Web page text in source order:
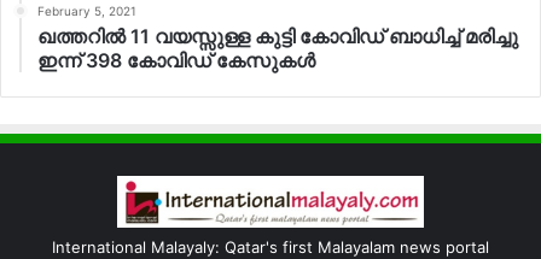
February 5, 2021
ഖത്തറില്‍ 11 വയസ്സുള്ള കുട്ടി കോവിഡ് ബാധിച്ച് മരിച്ചു
ഇന്ന് 398 കോവിഡ് കേസുകള്‍
International Malayaly: Qatar's first Malayalam news portal